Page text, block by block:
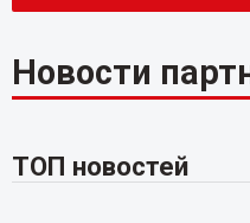
Новости
ТОП новостей